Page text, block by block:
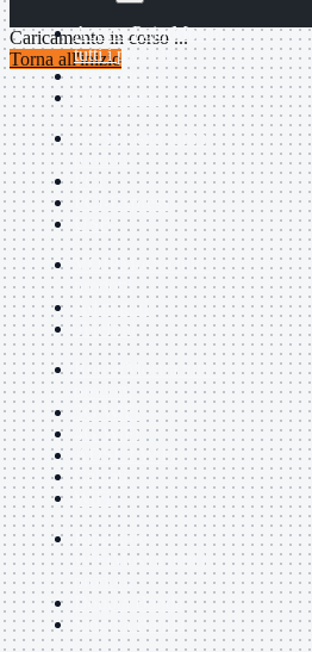
Access PointMostra
tutti i prodotti
Uso Esterno
Uso Interno
WiFi Mostra tutti i
prodotti
PCI
PCI-Express
USB
VOIPMostra tutti i
prodotti
Adattatori
Telefoni
Router Mostra tutti i
prodotti
3G WiFi
4G WiFi
ADSL2 WiFi
Cablati
WiFi
Ripetitore
WiFi Mostra tutti i
prodotti
Doppia Banda
Singola Banda
Caricamento in corso ...
Torna all'inizio